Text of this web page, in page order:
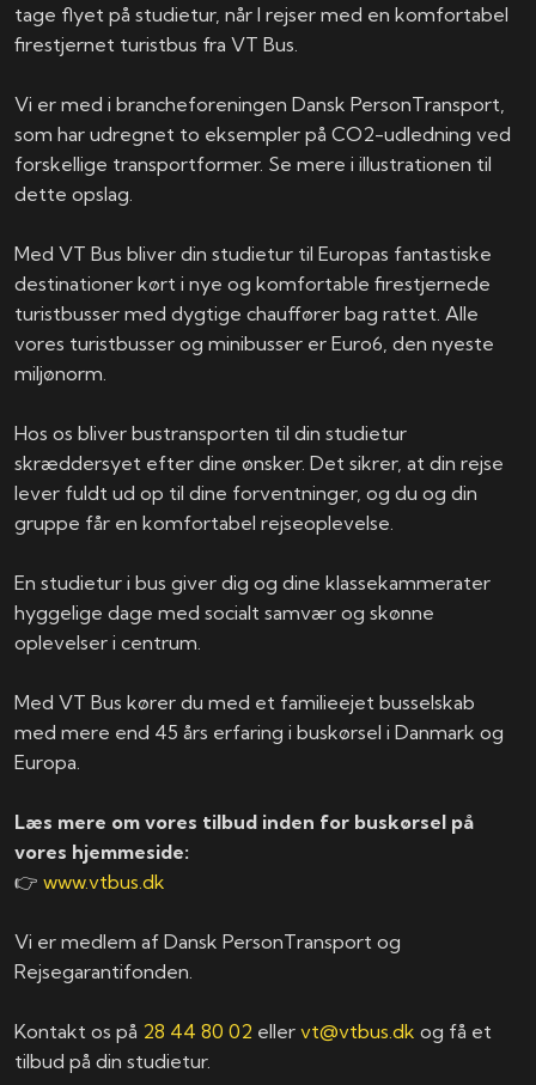
tage flyet på studietur, når I rejser med en komfortabel
firestjernet turistbus fra VT Bus.
Vi er med i brancheforeningen Dansk PersonTransport,
som har udregnet to eksempler på CO2-udledning ved
forskellige transportformer. Se mere i illustrationen til
dette opslag.
Med VT Bus bliver din studietur til Europas fantastiske
destinationer kørt i nye og komfortable firestjernede
turistbusser med dygtige chauffører bag rattet. Alle
vores turistbusser og minibusser er Euro6, den nyeste
miljønorm.
Hos os bliver bustransporten til din studietur
skræddersyet efter dine ønsker. Det sikrer, at din rejse
lever fuldt ud op til dine forventninger, og du og din
gruppe får en komfortabel rejseoplevelse.
En studietur i bus giver dig og dine klassekammerater
hyggelige dage med socialt samvær og skønne
oplevelser i centrum.
Med VT Bus kører du med et familieejet busselskab
med mere end 45 års erfaring i buskørsel i Danmark og
Europa.
Læs mere om vores tilbud inden for buskørsel på
vores hjemmeside:
👉www.vtbus.dk
Vi er medlem af Dansk PersonTransport og
Rejsegarantifonden.
Kontakt os på 28 44 80 02 ellervt@vtbus.dk og få et
tilbud på din studietur.